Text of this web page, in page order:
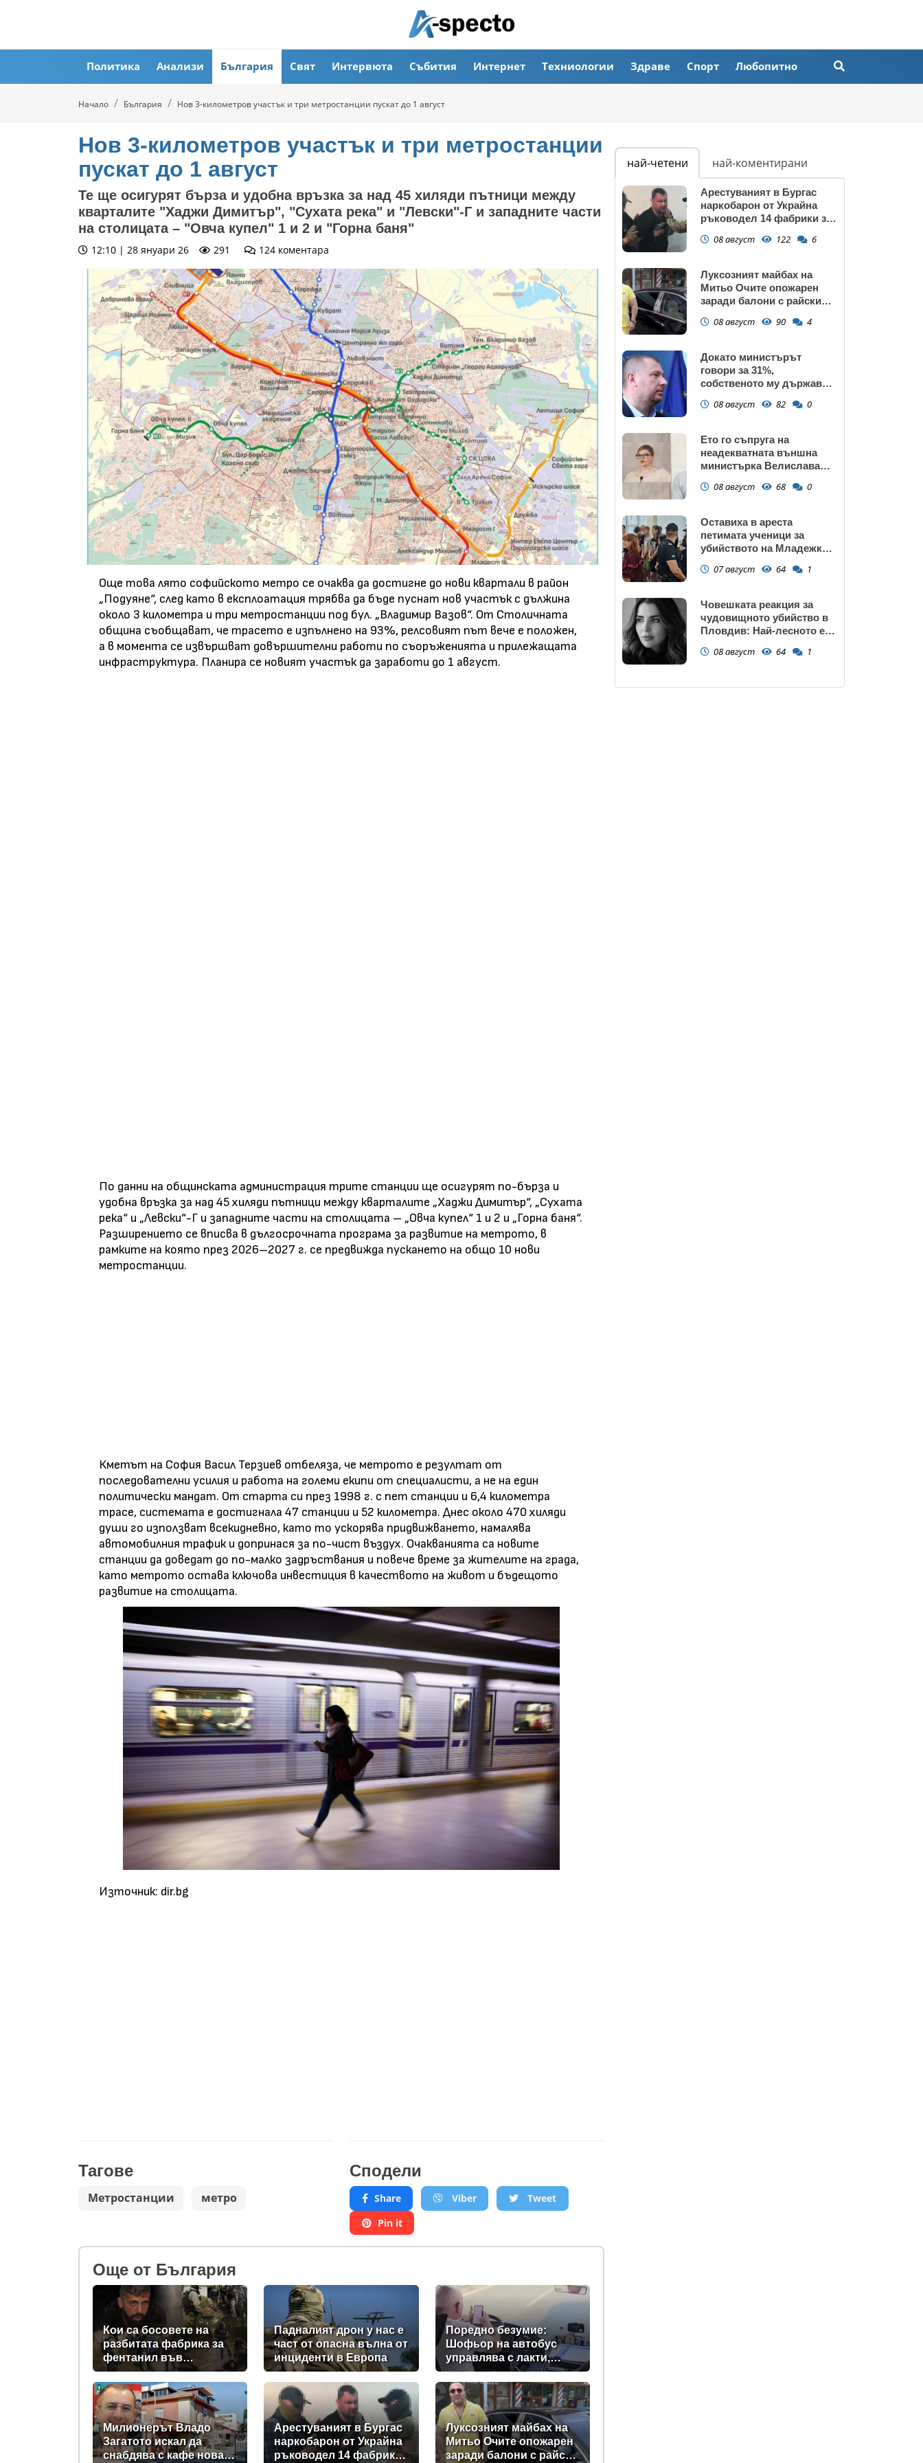
Политика Анализи България Свят Интервюта Събития Интернет Техниологии Здраве Спорт Любопитно
Начало България Нов 3-километров участък и три метростанции пускат до 1 август
Нов 3-километров участък и три метростанции
пускат до 1 август
Те ще осигурят бърза и удобна връзка за над 45 хиляди пътници между
кварталите "Хаджи Димитър", "Сухата река" и "Левски"-Г и западните части
на столицата – "Овча купел" 1 и 2 и "Горна баня"
12:10 | 28 януари 26 291 124 коментара
Още това лято софийското метро се очаква да достигне до нови квартали в район
„Подуяне“, след като в експлоатация трябва да бъде пуснат нов участък с дължина
около 3 километра и три метростанции под бул. „Владимир Вазов“. От Столичната
община съобщават, че трасето е изпълнено на 93%, релсовият път вече е положен,
а в момента се извършват довършителни работи по съоръженията и прилежащата
инфраструктура. Планира се новият участък да заработи до 1 август.
По данни на общинската администрация трите станции ще осигурят по-бърза и
удобна връзка за над 45 хиляди пътници между кварталите „Хаджи Димитър“, „Сухата
река“ и „Левски“-Г и западните части на столицата – „Овча купел“ 1 и 2 и „Горна баня“.
Разширението се вписва в дългосрочната програма за развитие на метрото, в
рамките на която през 2026–2027 г. се предвижда пускането на общо 10 нови
метростанции.
Кметът на София Васил Терзиев отбеляза, че метрото е резултат от
последователни усилия и работа на големи екипи от специалисти, а не на един
политически мандат. От старта си през 1998 г. с пет станции и 6,4 километра
трасе, системата е достигнала 47 станции и 52 километра. Днес около 470 хиляди
души го използват всекидневно, като то ускорява придвижването, намалява
автомобилния трафик и допринася за по-чист въздух. Очакванията са новите
станции да доведат до по-малко задръствания и повече време за жителите на града,
като метрото остава ключова инвестиция в качеството на живот и бъдещото
развитие на столицата.
Източник: dir.bg
Тагове
Метростанции метро
Сподели
Share Viber
Tweet
Pin it
Oще от България
Кои са босовете на
разбитата фабрика за
фентанил във
„Факултета“?
Падналият дрон у нас е
част от опасна вълна от
инциденти в Европа
Поредно безумие:
Шофьор на автобус
управлява с лакти,
докато гледа TikTok
Милионерът Владо
Загатото искал да
снабдява с кафе новата
Арестуваният в Бургас
наркобарон от Украйна
ръководел 14 фабрики
Луксозният майбах на
Митьо Очите опожарен
заради балони с райски
най-четени най-коментирани
Арестуваният в Бургас
наркобарон от Украйна
ръководел 14 фабрики за
08 август 122 6
Луксозният майбах на
Митьо Очите опожарен
заради балони с райски
08 август 90 4
Докато министърът
говори за 31%,
собственото му държавно
крадецът вика дръжте
08 август 82 0
Ето го съпруга на
неадекватната външна
министърка Велислава
08 август 68 0
Оставиха в ареста
петимата ученици за
убийството на Младежкия
час, гаврили се с него и го
07 август 64 1
Човешката реакция за
чудовищното убийство в
Пловдив: Най-лесното е
и да си кажем "Това са
08 август 64 1